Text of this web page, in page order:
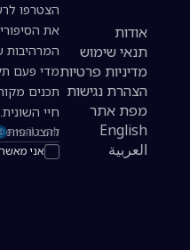
אודות
תנאי שימוש
מדיניות פרטיות
הצהרת נגישות
מפת אתר
English
العربية
הצטרפו
את
המרהיבות
מדי פעם
תכנים
חיי השונית.
כתובת
אני
להצטרפות